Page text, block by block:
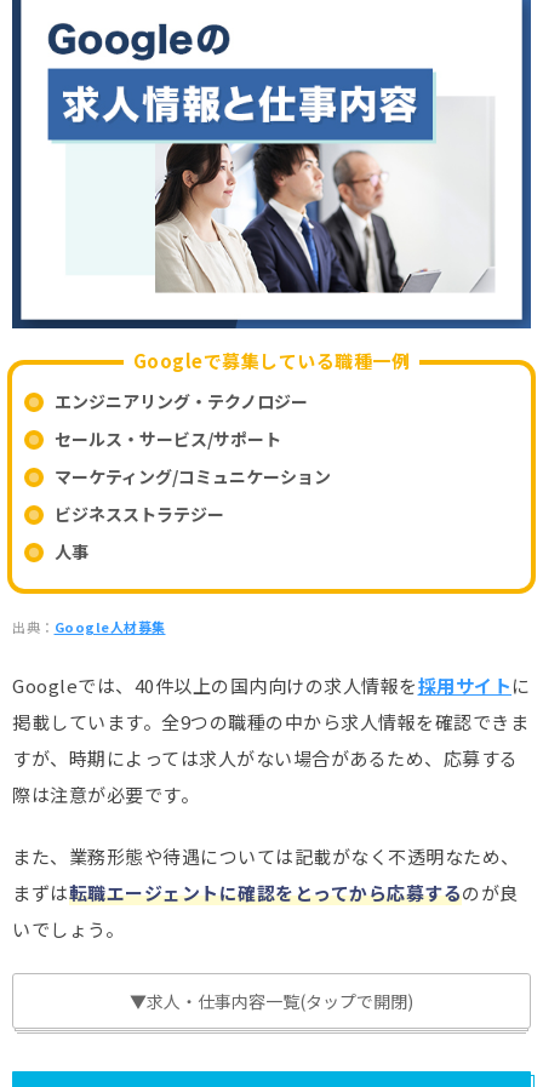
Googleで募集している職種一例
エンジニアリング・テクノロジー
セールス・サービス/サポート
マーケティング/コミュニケーション
ビジネスストラテジー
人事
出典： Google人材募集
Googleでは、40件以上の国内向けの求人情報を採用サイトに
掲載しています。全9つの職種の中から求人情報を確認できま
すが、時期によっては求人がない場合があるため、応募する
際は注意が必要です。
また、業務形態や待遇については記載がなく不透明なため、
まずは転職エージェントに確認をとってから応募するのが良
いでしょう。
▼求人・仕事内容一覧(タップで開閉)